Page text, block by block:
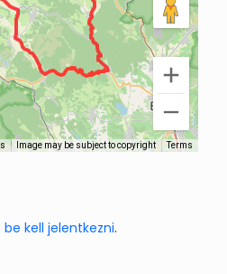
Image may be subject to copyright Terms
be kell jelentkezni.